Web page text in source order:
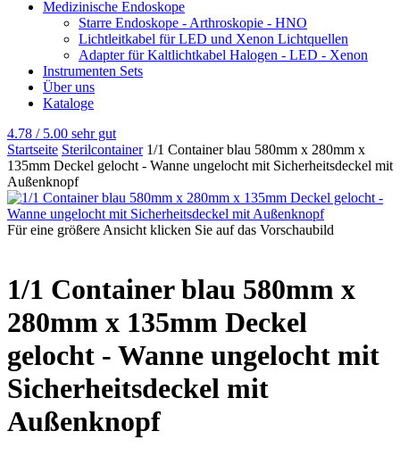
Medizinische Endoskope
Starre Endoskope - Arthroskopie - HNO
Lichtleitkabel für LED und Xenon Lichtquellen
Adapter für Kaltlichtkabel Halogen - LED - Xenon
Instrumenten Sets
Über uns
Kataloge
4.78 / 5.00 sehr gut
Startseite Sterilcontainer 1/1 Container blau 580mm x 280mm x
135mm Deckel gelocht - Wanne ungelocht mit Sicherheitsdeckel mit
Außenknopf
Für eine größere Ansicht klicken Sie auf das Vorschaubild
1/1 Container blau 580mm x
280mm x 135mm Deckel
gelocht - Wanne ungelocht mit
Sicherheitsdeckel mit
Außenknopf